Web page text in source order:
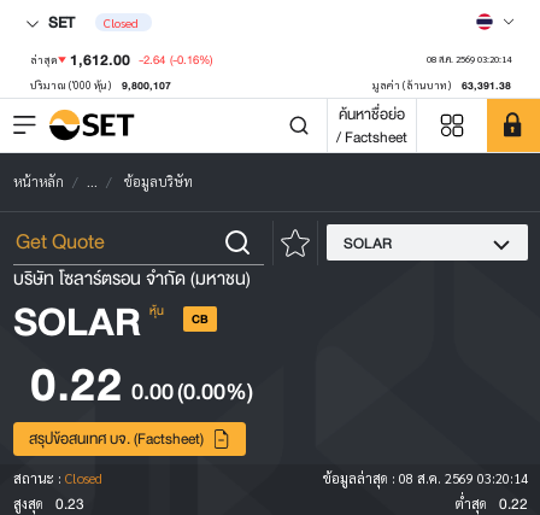
SET Closed
ล่าสุด 1,612.00 -2.64 (-0.16%) 08 ส.ค. 2569 03:20:14
ปริมาณ ('000 หุ้น) 9,800,107 มูลค่า (ล้านบาท) 63,391.38
ค้นหาชื่อย่อ
/ Factsheet
หน้าหลัก ... ข้อมูลบริษัท
SOLAR
บริษัท โซลาร์ตรอน จำกัด (มหาชน)
SOLAR หุ้น CB
0.22 0.00(0.00%)
สรุปข้อสนเทศ บจ. (Factsheet)
สถานะ : Closed ข้อมูลล่าสุด : 08 ส.ค. 2569 03:20:14
สูงสุด
0.23 ต่ำสุด 0.22